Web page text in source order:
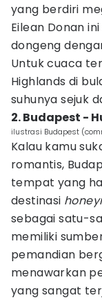
yang berdiri
Eilean Donan
dongeng
Untuk cuaca
Highlands di
suhunya sejuk
2. Budapest -
ilustrasi Budapest
Kalau kamu
romantis,
tempat yang
destinasi
sebagai satu-
memiliki
pemandian
menawarkan
yang sangat